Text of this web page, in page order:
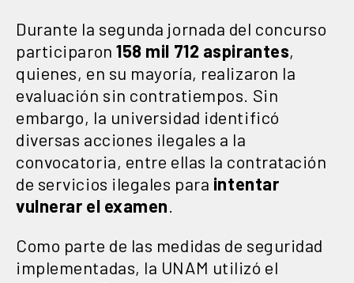
Durante la segunda jornada del concurso
participaron158 mil 712 aspirantes,
quienes, en su mayoría, realizaron la
evaluación sin contratiempos. Sin
embargo, la universidad identificó
diversas acciones ilegales a la
convocatoria, entre ellas la contratación
de servicios ilegales para intentar
vulnerar el examen
Como parte de las medidas de seguridad
implementadas, la UNAM utilizó el